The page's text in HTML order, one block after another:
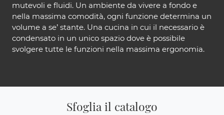
mutevoli e fluidi. Un ambiente da vivere a fondo e
nella massima comodità, ogni funzione determina un
volume a se’ stante. Una cucina in cui il necessario è
condensato in un unico spazio dove è possibile
svolgere tutte le funzioni nella massima ergonomia.
Sfoglia il catalogo